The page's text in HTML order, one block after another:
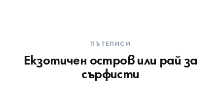
ПЪТЕПИСИ
Екзотичен остров или рай за
сърфисти